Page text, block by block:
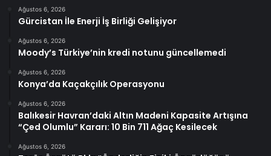
Ağustos 6, 2026
Gürcistan İle Enerji İş Birliği Gelişiyor
Ağustos 6, 2026
Moody’s Türkiye’nin kredi notunu güncellemedi
Ağustos 6, 2026
Konya’da Kaçakçılık Operasyonu
Ağustos 6, 2026
Balıkesir Havran’daki Altın Madeni Kapasite Artışına
“Çed Olumlu” Kararı: 10 Bin 711 Ağaç Kesilecek
Ağustos 6, 2026